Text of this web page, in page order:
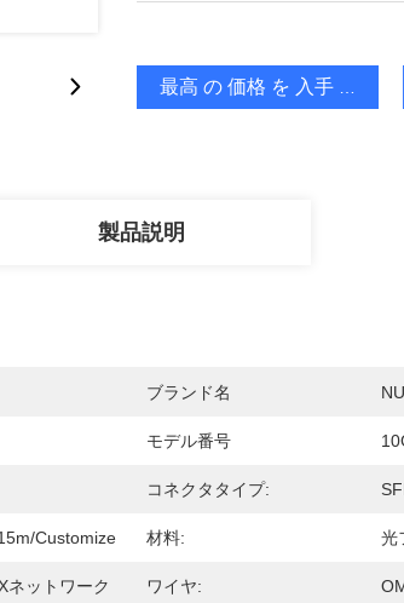
最高 の 価格 を 入手 する
製品説明
ブランド名
モデル番号
コネクタタイプ:
customize 材料: 光
ネットワーク ワイヤ: